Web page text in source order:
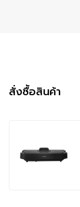
สั่งซื้อสินค้า